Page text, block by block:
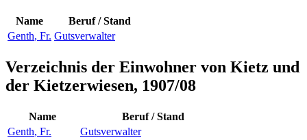
Name
Beruf / Stand
Genth, Fr. Gutsverwalter
Verzeichnis der Einwohner von Kietz und
der Kietzerwiesen, 1907/08
Name
Beruf / Stand
Genth, Fr.
Gutsverwalter